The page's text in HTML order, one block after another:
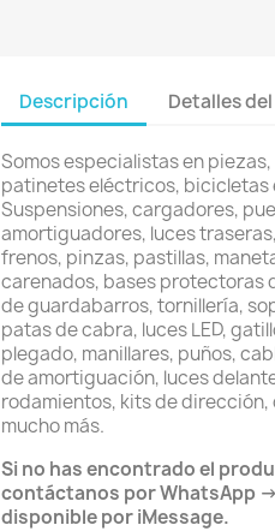
Descripción Detalles
Somos especialistas en
patinetes eléctricos,
Suspensiones, cargadores,
amortiguadores, luces
frenos, pinzas, pastillas,
carenados, bases protectoras
de guardabarros, tornillería,
patas de cabra, luces LED,
plegado, manillares, puños,
de amortiguación, luces
rodamientos, kits de dirección,
mucho más.
Si no has encontrado el
contáctanos por WhatsApp →
disponible por iMessage.